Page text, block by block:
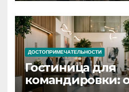
ДОСТОПРИМЕЧАТЕЛЬНОСТИ
Гостиница для
командировки: